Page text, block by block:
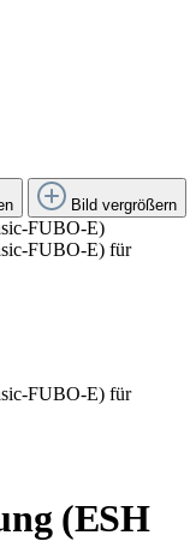
Bild vergrößern
(ESH